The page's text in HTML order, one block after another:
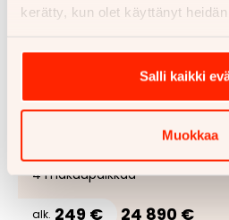
kerätty, kun olet käyttänyt heidän
Salli kaikki
Muokkaa
Dethleffs T6501
Advantage Fiat 2,8 TD 130
Turku
Puoli-integroitu ohjaamo
4 makuupaikkaa
alk. 249 € 24 890 €